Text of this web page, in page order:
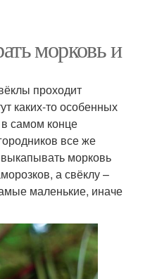
морковь и
проходит
каких-то особенных
самом конце
все же
морковь
а свёклу –
маленькие, иначе